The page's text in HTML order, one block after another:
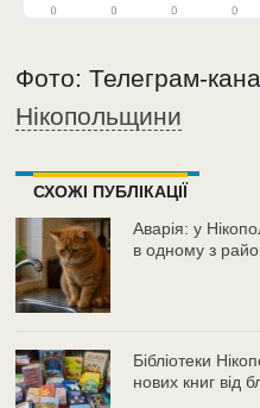
Фото: Телеграм-
Нікопольщини
СХОЖІ ПУБЛІКАЦІЇ
Аварія: у
в одному з
Бібліотеки
нових книг від